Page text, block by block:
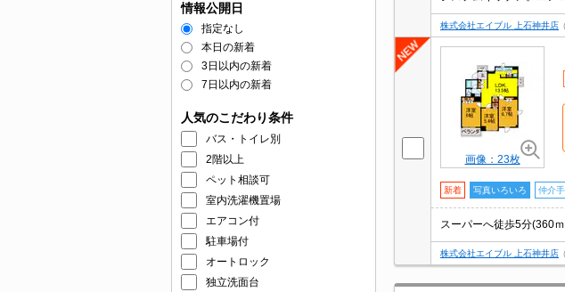
情報公開日
指定なし
本日の新着
3日以内の新着
7日以内の新着
人気のこだわり条件
バス・トイレ別
2階以上
ペット相談可
室内洗濯機置場
エアコン付
駐車場付
オートロック
独立洗面台
株式会社エイブル 上石神井店
画像：23枚
新着 写真いろいろ 仲介
株式会社エイブル 上石神井店